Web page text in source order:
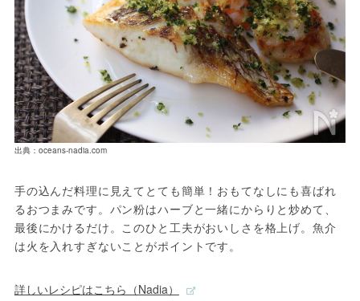
出典：oceans-nadia.com
手の込んだ料理に見えてとても簡単！おもてなしにも喜ばれ
るおつまみです。パン粉はハーブと一緒にからりと炒めて、
最後にかけるだけ。このひと工夫がおいしさを格上げ。魚介
は火を入れすぎないことがポイントです。
詳しいレシピはこちら（Nadia）